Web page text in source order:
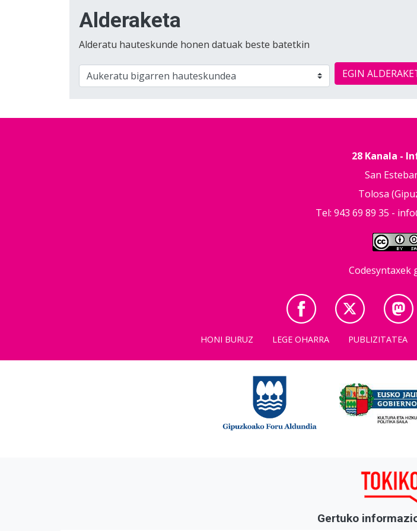
Alderaketa
Alderatu hauteskunde honen datuak beste batetkin
EGIN
28 Kanala -
San
Tolosa
Tel: 943 69 89 35 -
Codesyntaxek
HONI BURUZ LEGE OHARRA PUBLIZITATEA
Gertuko